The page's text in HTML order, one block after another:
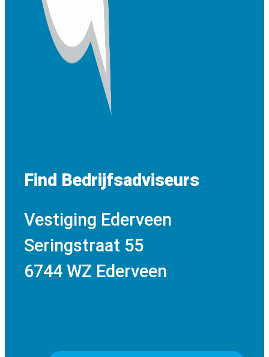
Find Bedrijfsadviseurs
Vestiging Ederveen
Seringstraat 55
6744 WZ Ederveen